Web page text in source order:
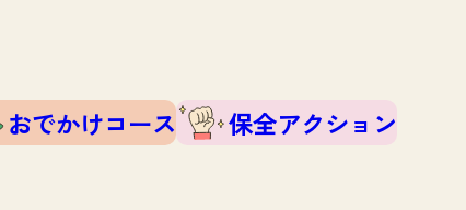
おでかけコース
保全アクション